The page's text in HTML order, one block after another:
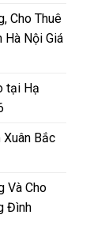
Cho Thuê
Hà Nội Giá
tại Hạ
Xuân Bắc
Và Cho
Đình